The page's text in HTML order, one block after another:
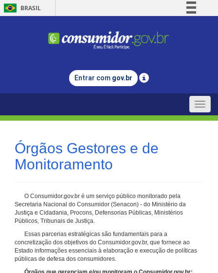
BRASIL
Comunica BR
Legislação
Entrar com gov.br
Toggle
Órgãos Gestores e de
Monitoramento
O Consumidor.gov.br é um serviço público monitorado pela
Secretaria Nacional do Consumidor (Senacon) - do Ministério da
Justiça e Cidadania, Procons, Defensorias Públicas, Ministérios
Públicos, Tribunais de Justiça.
Essas parcerias estratégicas são fundamentais para a
concretização dos objetivos do Consumidor.gov.br, que fornece ao
Estado informações essenciais à elaboração e execução de políticas
públicas de defesa dos consumidores.